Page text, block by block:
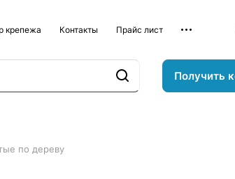
крепежа Контакты Прайс лист
Получить
по дереву